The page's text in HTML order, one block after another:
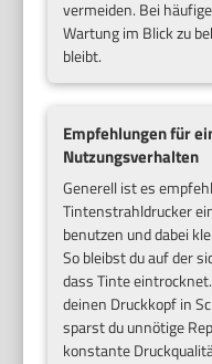
vermeiden. Bei
Wartung im Blick zu
bleibt.
Empfehlungen für
Nutzungsverhalten
Generell ist es
Tintenstrahldrucker
benutzen und dabei
So bleibst du auf der
dass Tinte
deinen Druckkopf in
sparst du unnötige
konstante